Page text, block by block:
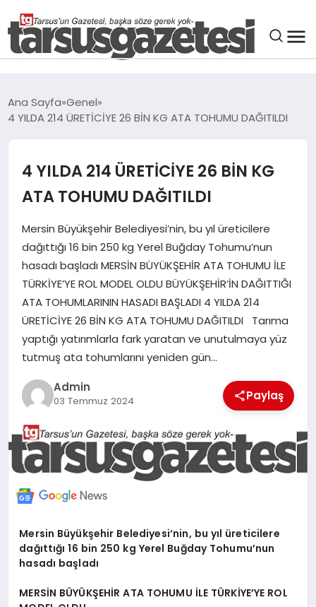
SPOR
ASAYIŞ
DÜNYA
SIYASET
EKONOMI
MERSIN
Ana Sayfa Genel
4 YILDA 214 ÜRETİCİYE 26 BİN KG ATA TOHUMU DAĞITILDI
4 YILDA 214 ÜRETİCİYE 26 BİN KG
ATA TOHUMU DAĞITILDI
Mersin Büyükşehir Belediyesi’nin, bu yıl üreticilere
dağıttığı 16 bin 250 kg Yerel Buğday Tohumu’nun
hasadı başladı MERSİN BÜYÜKŞEHİR ATA TOHUMU İLE
TÜRKİYE’YE ROL MODEL OLDU BÜYÜKŞEHİR’İN DAĞITTIĞI
ATA TOHUMLARININ HASADI BAŞLADI 4 YILDA 214
ÜRETİCİYE 26 BİN KG ATA TOHUMU DAĞITILDI Tarıma
yaptığı yatırımlarla fark yaratan ve unutulmaya yüz
tutmuş ata tohumlarını yeniden gün…
Admin
03 Temmuz 2024 Paylaş
Mersin Büyükşehir Belediyesi’nin, bu yıl üreticilere
dağıttığı 16 bin 250 kg Yerel Buğday Tohumu’nun
hasadı başladı
MERSİN BÜYÜKŞEHİR ATA TOHUMU İLE TÜRKİYE’YE ROL